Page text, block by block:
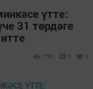
үтте:
31 төрдәге
1792 0 0